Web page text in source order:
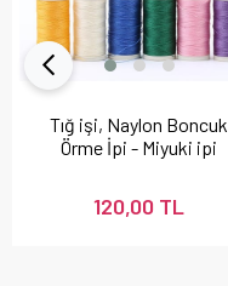
Tığ işi, Naylon Boncuk
Örme İpi - Miyuki ipi
120,00 TL